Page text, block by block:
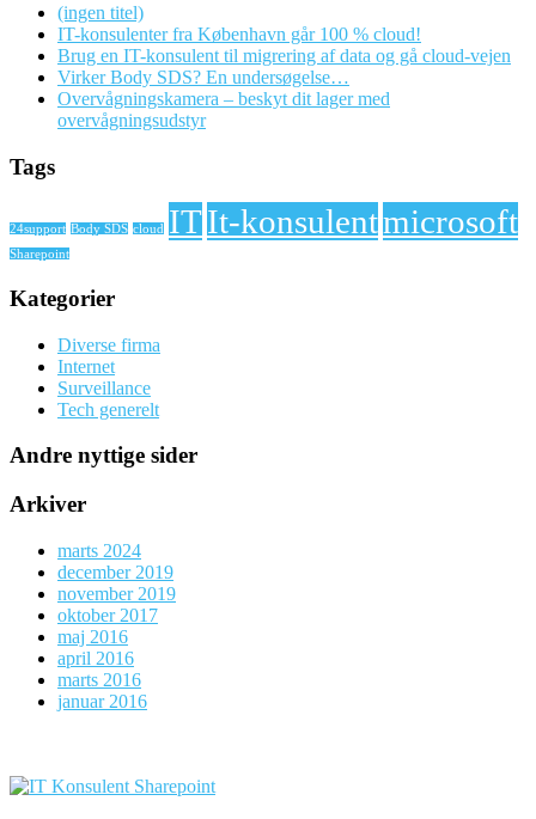
(ingen titel)
IT-konsulenter fra København går 100 % cloud!
Brug en IT-konsulent til migrering af data og gå cloud-vejen
Virker Body SDS? En undersøgelse…
Overvågningskamera – beskyt dit lager med
overvågningsudstyr
Tags
24support Body SDS cloud ITIt-konsulentmicrosoft
Sharepoint
Kategorier
Diverse firma
Internet
Surveillance
Tech generelt
Andre nyttige sider
Arkiver
marts 2024
december 2019
november 2019
oktober 2017
maj 2016
april 2016
marts 2016
januar 2016